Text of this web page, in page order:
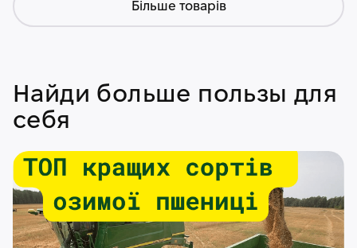
Більше товарів
Найди больше пользы для
себя